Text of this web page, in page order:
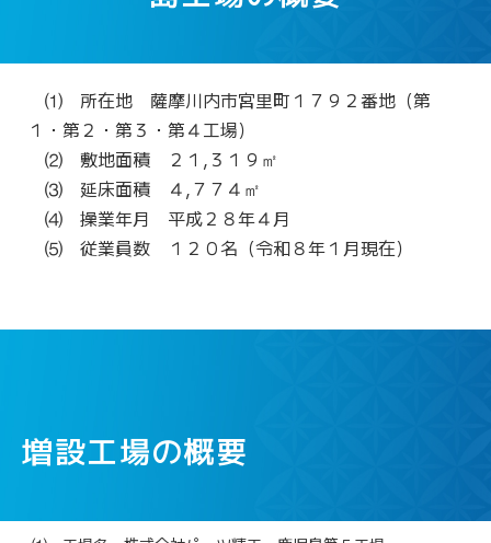
⑴ 所在地 薩摩川内市宮里町１７９２番地（第
１・第２・第３・第４工場）
⑵ 敷地面積 ２１,３１９㎡
⑶ 延床面積 ４,７７４㎡
⑷ 操業年月 平成２８年４月
⑸ 従業員数 １２０名（令和８年１月現在）
増設工場の概要